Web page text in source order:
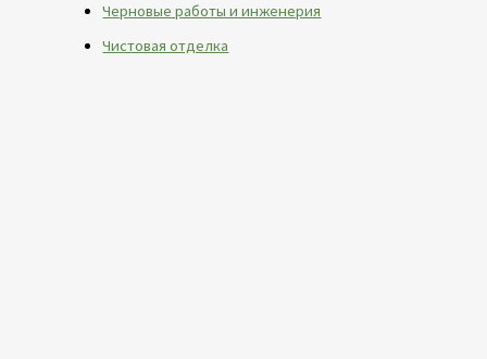
Черновые работы и инженерия
Чистовая отделка